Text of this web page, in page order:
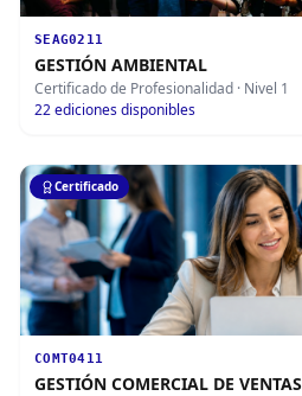
SEAG0211
GESTIÓN AMBIENTAL
Certificado de Profesionalidad · Nivel 1
22ediciones disponibles
Certificado
COMT0411
GESTIÓN COMERCIAL DE VENTAS